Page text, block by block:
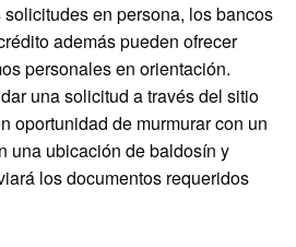
en persona, los bancos
además pueden ofrecer
personales en orientación.
una solicitud a través del sitio
oportunidad de murmurar con un
una ubicación de baldosín y
los documentos requeridos